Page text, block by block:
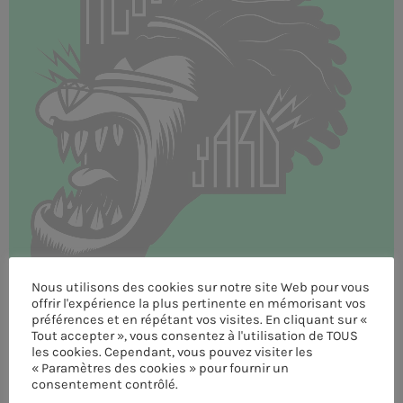
MEMBRES DE L’ÉQUIPE
CONTACTS
MUSIQUE
PRIVACY POLICY
CUSTOM PLAYER
RALIEZOT 92
Nous utilisons des cookies sur notre site Web pour vous
offrir l'expérience la plus pertinente en mémorisant vos
préférences et en répétant vos visites. En cliquant sur «
Tout accepter », vous consentez à l'utilisation de TOUS
les cookies. Cependant, vous pouvez visiter les
« Paramètres des cookies » pour fournir un
consentement contrôlé.